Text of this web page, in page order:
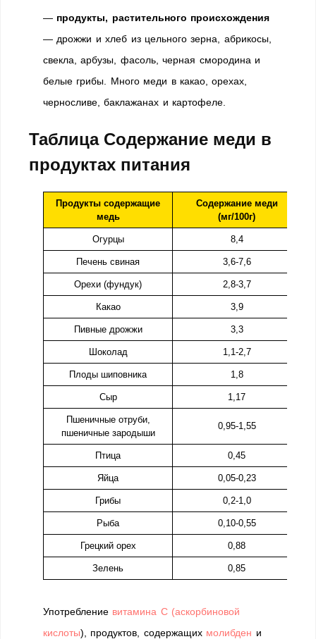
— продукты, растительного происхождения
— дрожжи и хлеб из цельного зерна, абрикосы,
свекла, арбузы, фасоль, черная смородина и
белые грибы. Много меди в какао, орехах,
черносливе, баклажанах и картофеле.
Таблица Содержание меди в
продуктах питания
Продукты содержащие
медь
Содержание меди
(мг/100г)
Огурцы 8,4
Печень свиная 3,6-7,6
Орехи (фундук) 2,8-3,7
Какао 3,9
Пивные дрожжи 3,3
Шоколад 1,1-2,7
Плоды шиповника 1,8
Сыр 1,17
Пшеничные отруби,
пшеничные зародыши
0,95-1,55
Птица 0,45
Яйца 0,05-0,23
Грибы 0,2-1,0
Рыба 0,10-0,55
Грецкий орех 0,88
Зелень 0,85
Употребление витамина C (аскорбиновой
кислоты), продуктов, содержащих молибден и